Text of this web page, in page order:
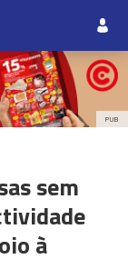
PUB
sem
à